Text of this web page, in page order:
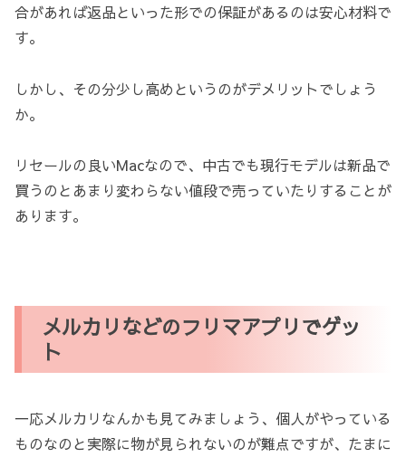
合があれば返品といった形での保証があるのは安心材料で
す。
しかし、その分少し高めというのがデメリットでしょう
か。
リセールの良いMacなので、中古でも現行モデルは新品で
買うのとあまり変わらない値段で売っていたりすることが
あります。
メルカリなどのフリマアプリでゲッ
ト
一応メルカリなんかも見てみましょう、個人がやっている
ものなのと実際に物が見られないのが難点ですが、たまに